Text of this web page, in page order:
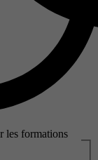
les formations